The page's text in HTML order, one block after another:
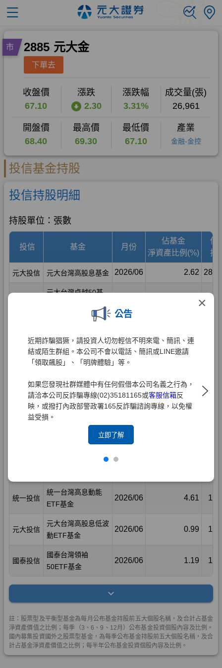
×
公告
近期詐騙猖獗，請投資人切勿輕信不明來電、簡訊、連
結或陌生群組。本公司不會以電話、簡訊或LINE邀請
「領取飆股」、「明牌體驗」等。
如果您發現社群媒體中有任何假借本公司名義之行為，
請洽本公司反詐騙專線(02)35181165或客服信箱反
映，或撥打內政部警政署165反詐騙諮詢專線，以免權
益受損。
立即了解